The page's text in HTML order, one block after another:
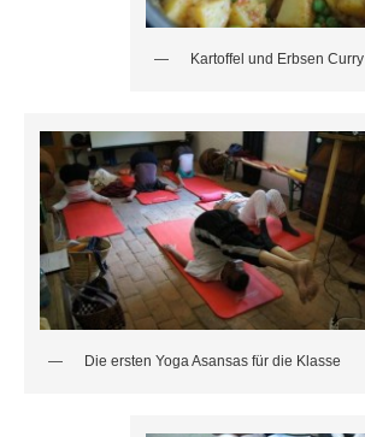
Kartoffel und Erbsen Curry
Die ersten Yoga Asansas für die Klasse